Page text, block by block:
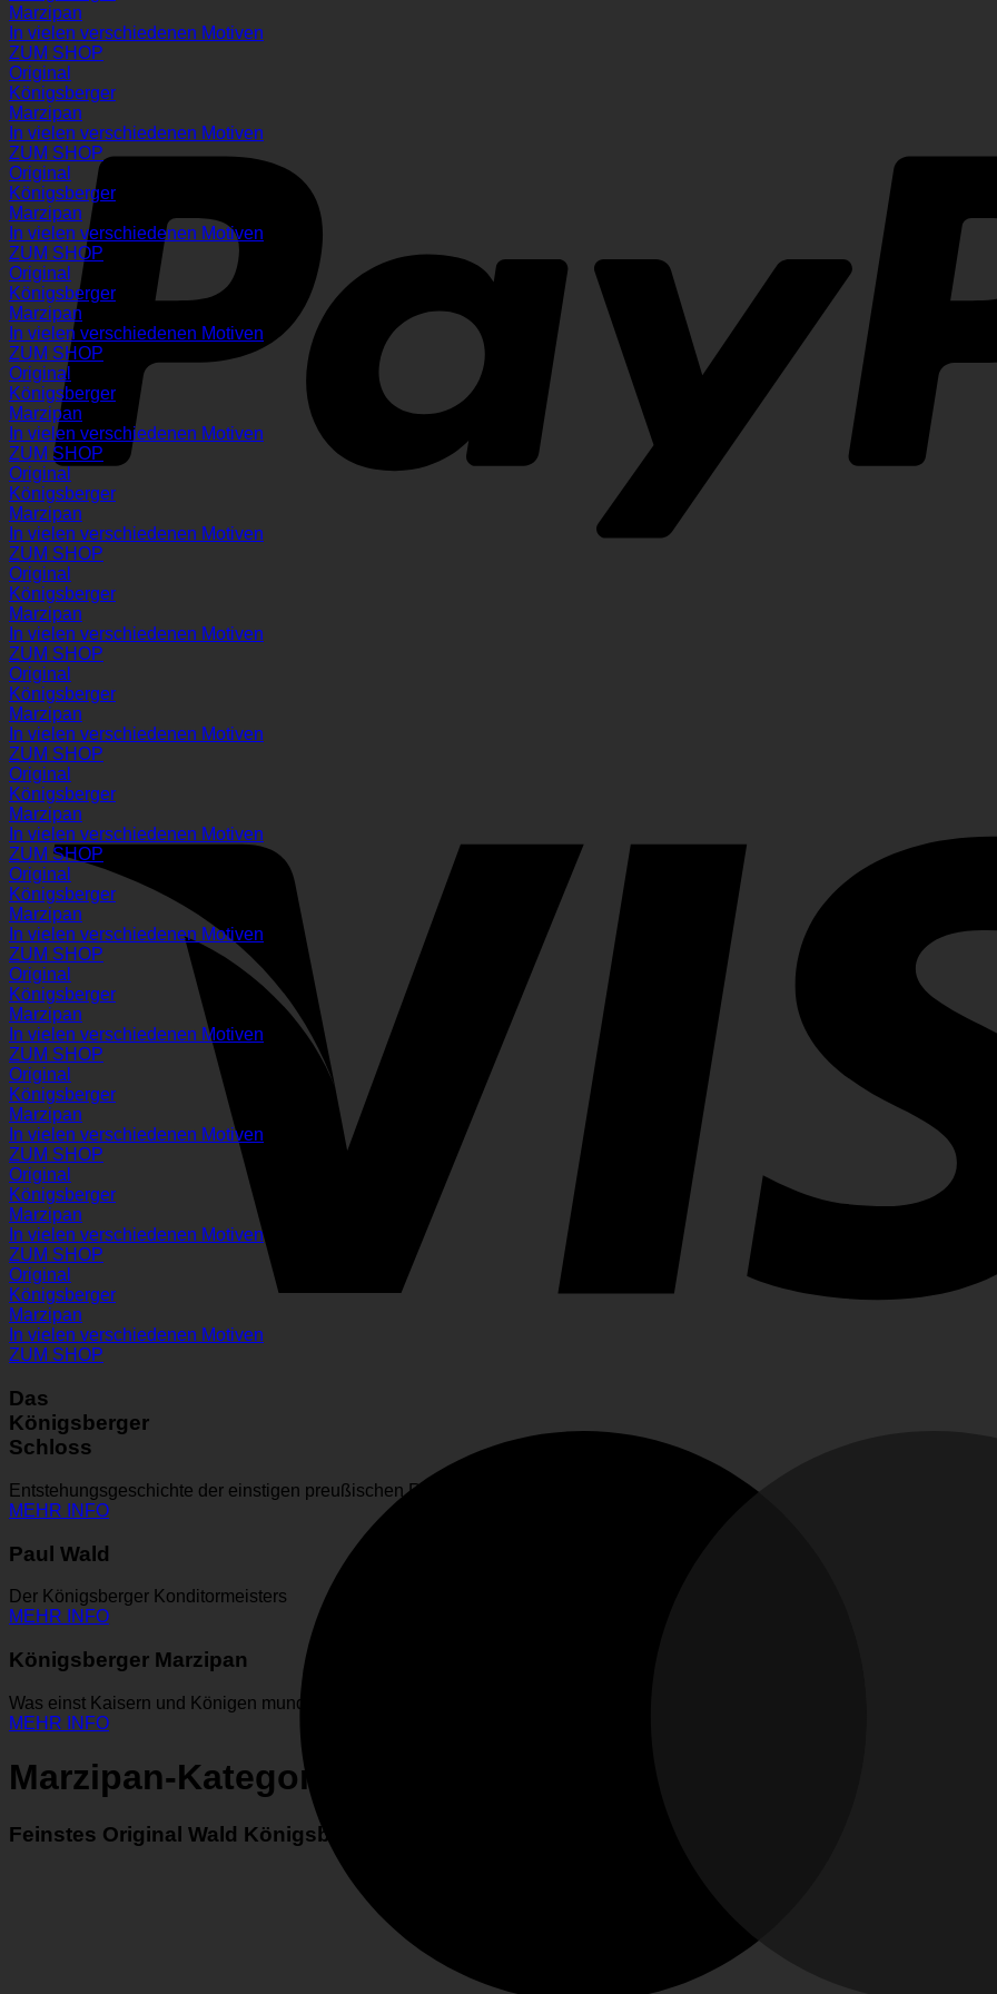
Marzipan
In vielen verschiedenen Motiven
ZUM SHOP
Original
Königsberger
Marzipan
In vielen verschiedenen Motiven
ZUM SHOP
Original
Königsberger
Marzipan
In vielen verschiedenen Motiven
ZUM SHOP
Original
Königsberger
Marzipan
In vielen verschiedenen Motiven
ZUM SHOP
Original
Königsberger
Marzipan
In vielen verschiedenen Motiven
ZUM SHOP
Original
Königsberger
Marzipan
In vielen verschiedenen Motiven
ZUM SHOP
Original
Königsberger
Marzipan
In vielen verschiedenen Motiven
ZUM SHOP
Original
Königsberger
Marzipan
In vielen verschiedenen Motiven
ZUM SHOP
Original
Königsberger
Marzipan
In vielen verschiedenen Motiven
ZUM SHOP
Original
Königsberger
Marzipan
In vielen verschiedenen Motiven
ZUM SHOP
Original
Königsberger
Marzipan
In vielen verschiedenen Motiven
ZUM SHOP
Original
Königsberger
Marzipan
In vielen verschiedenen Motiven
ZUM SHOP
Original
Königsberger
Marzipan
In vielen verschiedenen Motiven
ZUM SHOP
Original
Königsberger
Marzipan
In vielen verschiedenen Motiven
ZUM SHOP
Das
Königsberger
Schloss
Entstehungsgeschichte der einstigen preußischen Residenz
MEHR INFO
Paul Wald
Der Königsberger Konditormeisters
MEHR INFO
Königsberger Marzipan
Was einst Kaisern und Königen mundete…
MEHR INFO
Marzipan-Kategorien
Feinstes Original Wald Königsberger Marzipan